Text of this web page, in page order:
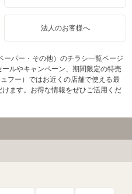
法人のお客様へ
パー・その他）のチラシ一覧ページ
ルやキャンペーン、期間限定の特売
フー）ではお近くの店舗で使える最
ます。お得な情報をぜひご活用くだ